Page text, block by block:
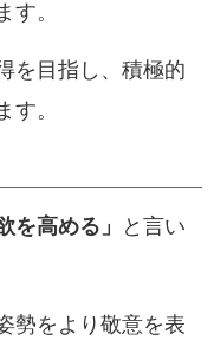
す。
を目指し、積極的
す。
を高める」
と言い
勢をより敬意を表